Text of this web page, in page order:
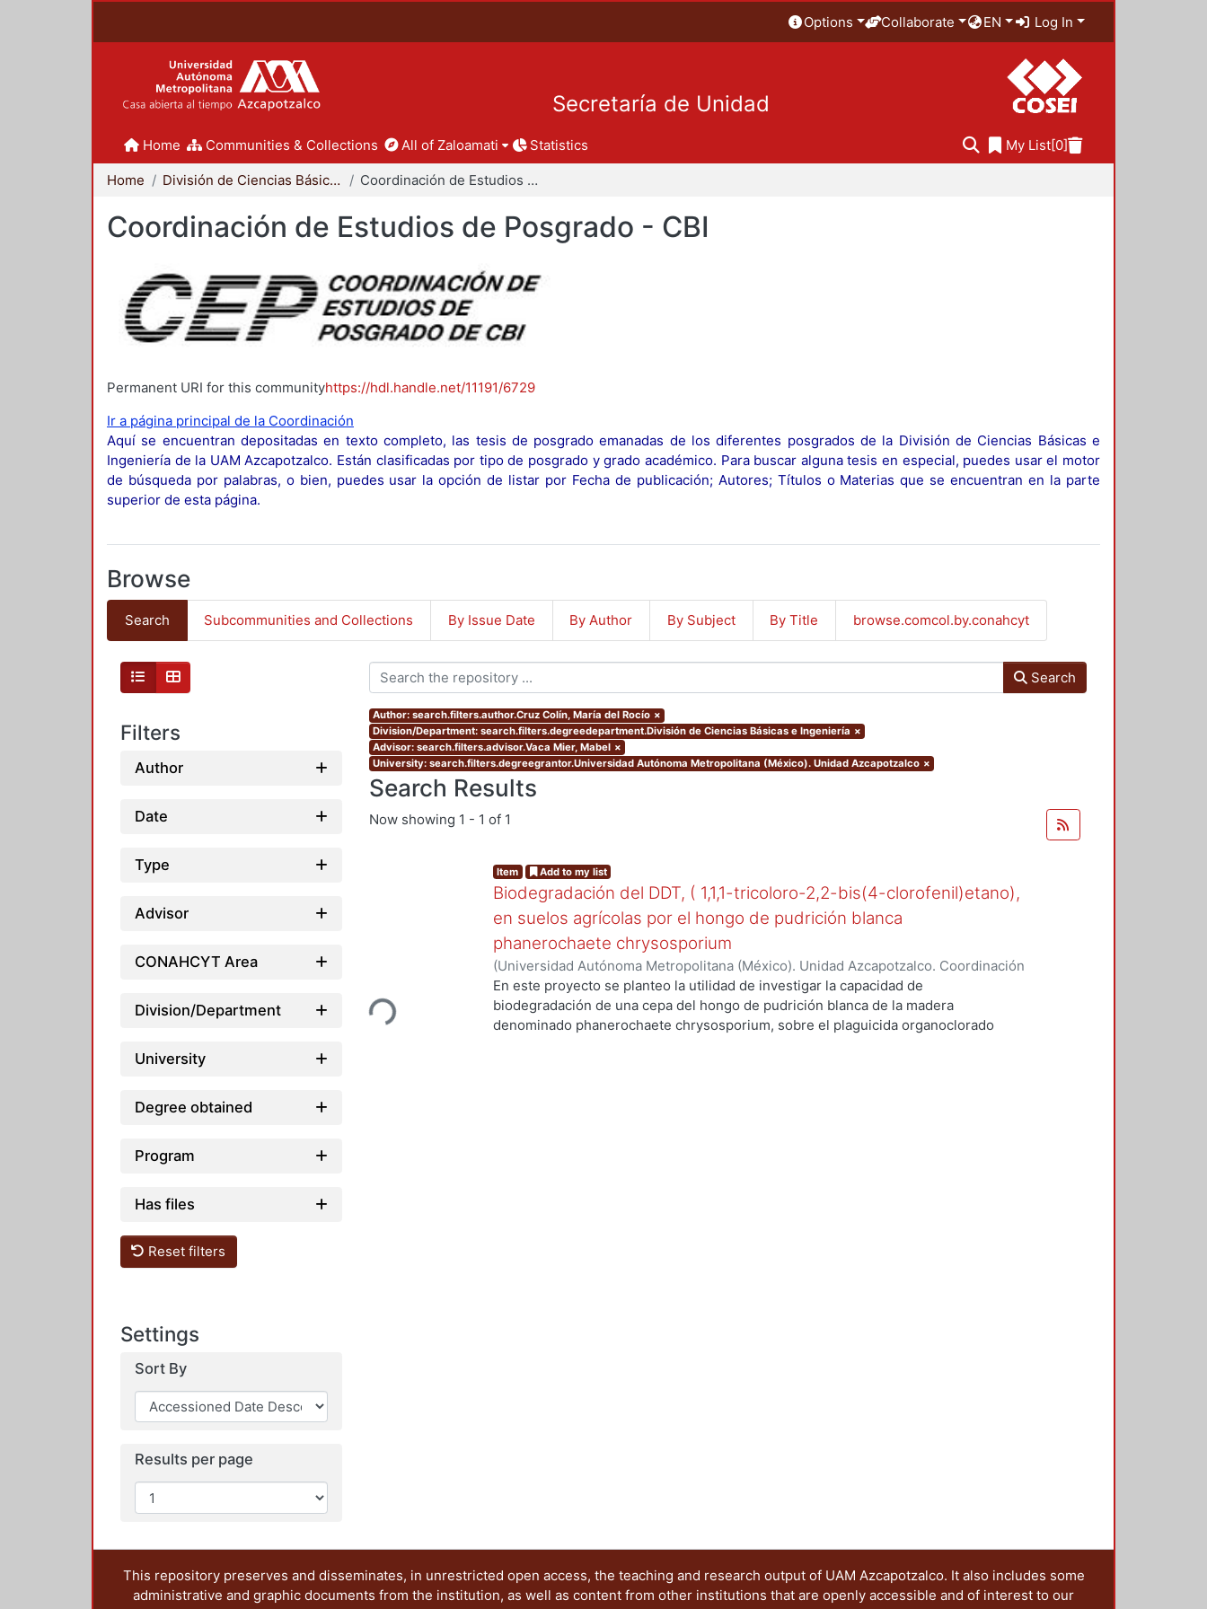
Options Collaborate EN Log In
Secretaría de Unidad
Home Communities & Collections All of Zaloamati Statistics My List[0]
Home División de Ciencias Básicas e Ingeniería Coordinación de Estudios de Posgrado - CBI
Coordinación de Estudios de Posgrado - CBI
Permanent URI for this communityhttps://hdl.handle.net/11191/6729
Ir a página principal de la Coordinación
Aquí se encuentran depositadas en texto completo, las tesis de posgrado emanadas de los diferentes posgrados de la División de Ciencias Básicas e
Ingeniería de la UAM Azcapotzalco. Están clasificadas por tipo de posgrado y grado académico. Para buscar alguna tesis en especial, puedes usar el motor
de búsqueda por palabras, o bien, puedes usar la opción de listar por Fecha de publicación; Autores; Títulos o Materias que se encuentran en la parte
superior de esta página.
Browse
Search Subcommunities and Collections By Issue Date By Author By Subject By Title browse.comcol.by.conahcyt
Filters
Author
Date
Type
Advisor
CONAHCYT Area
Division/Department
University
Degree obtained
Program
Has files
Reset filters
Settings
Sort By
Results per page
Search
Author: search.filters.author.Cruz Colín, María del Rocío ×
Division/Department: search.filters.degreedepartment.División de Ciencias Básicas e Ingeniería ×
Advisor: search.filters.advisor.Vaca Mier, Mabel ×
University: search.filters.degreegrantor.Universidad Autónoma Metropolitana (México). Unidad Azcapotzalco ×
Search Results
Now showing 1 - 1 of 1
Loading...
Item Add to my list
Biodegradación del DDT, ( 1,1,1-tricoloro-2,2-bis(4-clorofenil)etano),
en suelos agrícolas por el hongo de pudrición blanca
phanerochaete chrysosporium
(Universidad Autónoma Metropolitana (México). Unidad Azcapotzalco. Coordinación
de Servicios de Información. ,2003-06 )Cruz Colín, María del Rocío
En este proyecto se planteo la utilidad de investigar la capacidad de
biodegradación de una cepa del hongo de pudrición blanca de la madera
denominado phanerochaete chrysosporium, sobre el plaguicida organoclorado
This repository preserves and disseminates, in unrestricted open access, the teaching and research output of UAM Azcapotzalco. It also includes some
administrative and graphic documents from the institution, as well as content from other institutions that are openly accessible and of interest to our